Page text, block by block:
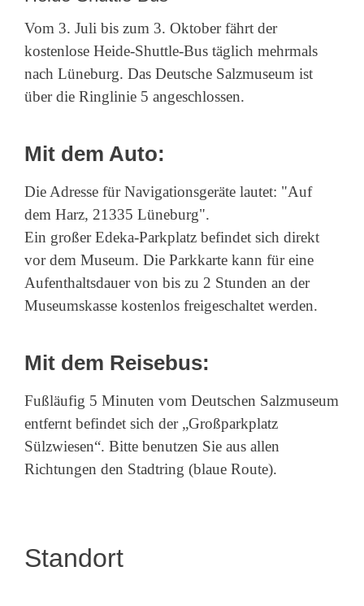
Vom 3. Juli bis zum 3. Oktober fährt der
kostenlose Heide-Shuttle-Bus täglich mehrmals
nach Lüneburg. Das Deutsche Salzmuseum ist
über die Ringlinie 5 angeschlossen.
Mit dem Auto:
Die Adresse für Navigationsgeräte lautet: "Auf
dem Harz, 21335 Lüneburg".
Ein großer Edeka-Parkplatz befindet sich direkt
vor dem Museum. Die Parkkarte kann für eine
Aufenthaltsdauer von bis zu 2 Stunden an der
Museumskasse kostenlos freigeschaltet werden.
Mit dem Reisebus:
Fußläufig 5 Minuten vom Deutschen Salzmuseum
entfernt befindet sich der „Großparkplatz
Sülzwiesen“. Bitte benutzen Sie aus allen
Richtungen den Stadtring (blaue Route).
Standort